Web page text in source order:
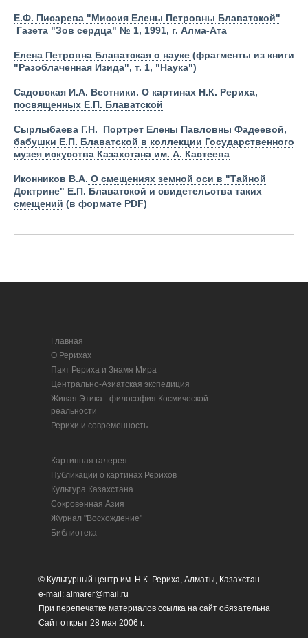
Е.Ф. Писарева "Миссия Елены Петровны Блаватской"
Газета "Зов сердца" № 1, 1991, г. Алма-Ата
Елена Петровна Блаватская о науке (фрагменты из книги
"Разоблаченная Изида", т. 1, "Наука")
Садовская И.А. Вестники. О картинах Н.К. Рериха,
посвященных Е.П. Блаватской
Сырлыбаева Г.Н. Портрет Елены Павловны Фадеевой,
бабушки Е.П. Блаватской в коллекции Государственного
музея искусства Казахстана им. А. Кастеева
Иконников В.А. О смещениях земной оси в "Тайной
Доктрине" Е.П. Блаватской и свидетельства таких
смещений (в формате PDF)
Главная
О Рерихах
Пакт Рериха и Знамя Мира
Центрально-Азиатская экспедиция
Живая Этика - философия Космической
реальности
Рерихи и современность
Картинная галерея
Публикации о картинах Рерихов
Культура Казахстана
Сокровенная Азия
Журнал "Восхождение"
Библиотека
© Культурный центр им. Н.К. Рериха, Алматы, Казахстан
e-mail: almarer@mail.ru
При перепечатке материалов ссылка на сайт обязательна
Сайт открыт 28 мая 2006 г.